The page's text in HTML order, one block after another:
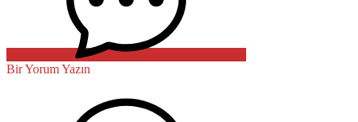
Bir Yorum Yazın